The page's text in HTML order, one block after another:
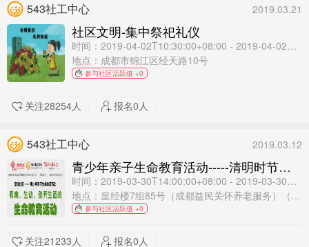
543社工中心 2019.03.21
社区文明-集中祭祀礼仪
时间：2019-04-02T10:30:00+08:00 - 2019-04-02T11:30:00+08:00
地点：成都市锦江区经天路10号
参与社区活跃值 +0
关注28254人 报名0人
543社工中心 2019.03.12
青少年亲子生命教育活动-----清明时节知多少
时间：2019-03-30T14:00:00+08:00 - 2019-03-30T16:30:00+08:00
地点：皇经楼7组85号（成都益民关怀养老服务）（成都华大医药卫生学校对面）
参与社区活跃值 +0
关注21233人 报名0人